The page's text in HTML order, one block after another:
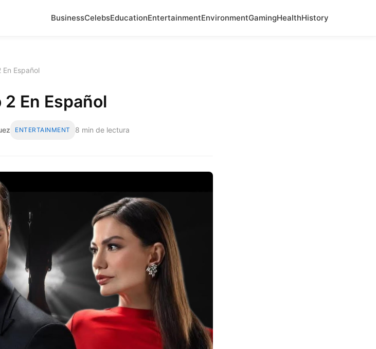
BusinessCelebsEducationEntertainmentEnvironmentGamingHealthHistory
En Español
En Español
ENTERTAINMENT 8 min de lectura